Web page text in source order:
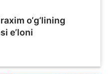
o‘g‘lining
e’loni